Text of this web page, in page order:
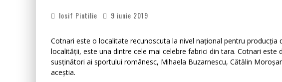
Iosif Pintilie 9 iunie 2019
Cotnari este o localitate recunoscuta la nivel național pentru producția
localității, este una dintre cele mai celebre fabrici din tara. Cotnari este
susținători ai sportului românesc, Mihaela Buzarnescu, Cătălin
aceștia.